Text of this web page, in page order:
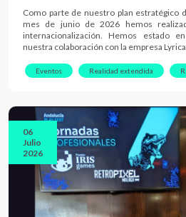
Como parte de nuestro plan estratégico
mes de junio de 2026 hemos
internacionalización. Hemos estado
nuestra colaboración con la empresa
Eventos Realidad extendida
06
Julio
2026